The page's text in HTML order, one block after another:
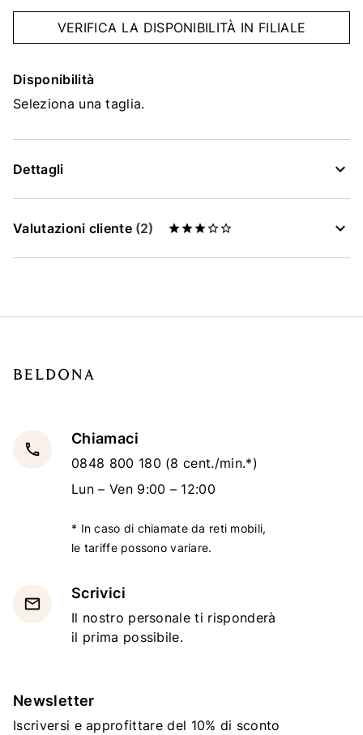
VERIFICA LA DISPONIBILITÀ IN FILIALE
Disponibilità
Seleziona una taglia.
Dettagli
Valutazioni cliente (2)
local_phone
Chiamaci
0848 800 180 (8 cent./min.*)
Lun – Ven 9:00 – 12:00
* In caso di chiamate da reti mobili,
le tariffe possono variare.
email
Scrivici
Il nostro personale ti risponderà
il prima possibile.
Newsletter
Iscriversi e approfittare del 10% di sconto